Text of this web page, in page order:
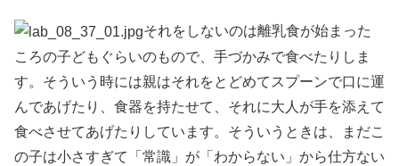
それをしないのは離乳食が始まった
ころの子どもぐらいのもので、手づかみで食べたりしま
す。そういう時には親はそれをとどめてスプーンで口に運
んであげたり、食器を持たせて、それに大人が手を添えて
食べさせてあげたりしています。そういうときは、まだこ
の子は小さすぎて「常識」が「わからない」から仕方ない